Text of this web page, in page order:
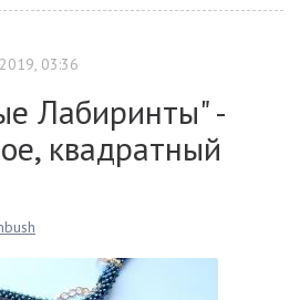
03:36
Лабиринты" -
квадратный